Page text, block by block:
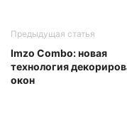
Предыдущая статья
Imzo Combo: новая
технология
окон